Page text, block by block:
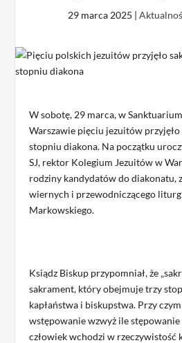
29 marca 2025 |
W sobotę, 29 marca, w
Warszawie pięciu jezuitów
stopniu diakona. Na początku
SJ, rektor Kolegium Jezuitów w
rodziny kandydatów do diakonatu,
wiernych i przewodniczącego
Markowskiego.
Ksiądz Biskup przypomniał, że
sakrament, który obejmuje trzy
kapłaństwa i biskupstwa. Przy
wstępowanie wzwyż ile stępowanie
człowiek wchodzi w rzeczywistość